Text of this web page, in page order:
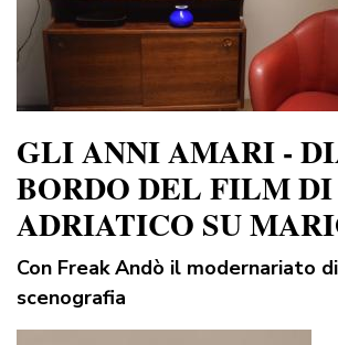
GLI ANNI AMARI -
BORDO DEL FILM
ADRIATICO SU
Con Freak Andò il modernariato
scenografia